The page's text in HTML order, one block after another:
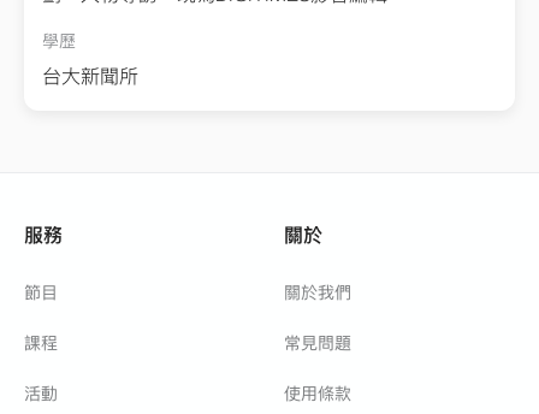
學歷
台大新聞所
服務
節目
課程
活動
關於
關於我們
常見問題
使用條款